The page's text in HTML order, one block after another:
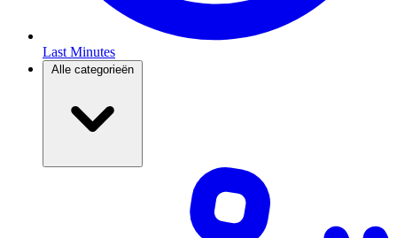
Last Minutes
Alle categorieën